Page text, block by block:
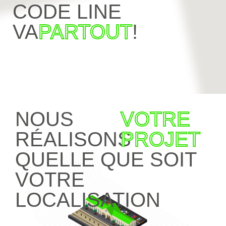
CODE LINE
VAPARTOUT!
NOUS
RÉALISONS
VOTRE
PROJET
QUELLE QUE SOIT
VOTRE
LOCALISATION